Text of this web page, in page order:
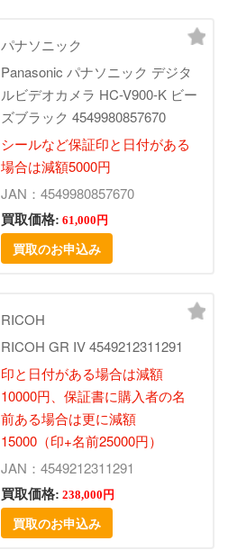
パナソニック
Panasonic パナソニック デジタ
ルビデオカメラ HC-V900-K ビー
ズブラック 4549980857670
シールなど保証印と日付がある
場合は減額5000円
JAN：4549980857670
買取価格: 61,000円
買取のお申込み
RICOH
RICOH GR IV 4549212311291
印と日付がある場合は減額
10000円、保証書に購入者の名
前ある場合は更に減額
15000（印+名前25000円）
JAN：4549212311291
買取価格: 238,000円
買取のお申込み